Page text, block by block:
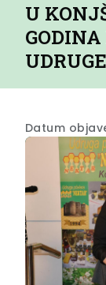
U
Datum